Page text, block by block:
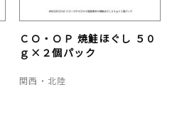
ＣＯ・ＯＰ 焼鮭ほぐし ５０
ｇ×２個パック
関西・北陸